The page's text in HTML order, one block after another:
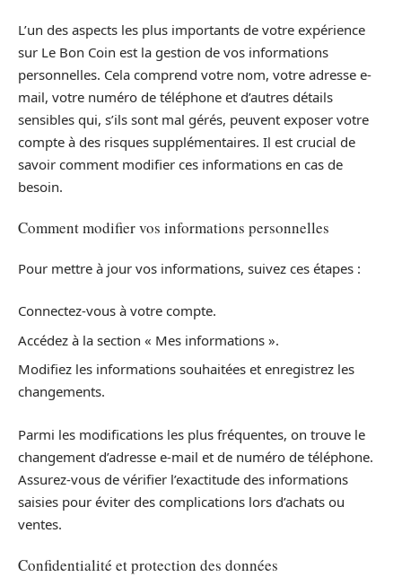
L’un des aspects les plus importants de votre expérience
sur Le Bon Coin est la gestion de vos informations
personnelles. Cela comprend votre nom, votre adresse e-
mail, votre numéro de téléphone et d’autres détails
sensibles qui, s’ils sont mal gérés, peuvent exposer votre
compte à des risques supplémentaires. Il est crucial de
savoir comment modifier ces informations en cas de
besoin.
Comment modifier vos informations personnelles
Pour mettre à jour vos informations, suivez ces étapes :
Connectez-vous à votre compte.
Accédez à la section « Mes informations ».
Modifiez les informations souhaitées et enregistrez les
changements.
Parmi les modifications les plus fréquentes, on trouve le
changement d’adresse e-mail et de numéro de téléphone.
Assurez-vous de vérifier l’exactitude des informations
saisies pour éviter des complications lors d’achats ou
ventes.
Confidentialité et protection des données